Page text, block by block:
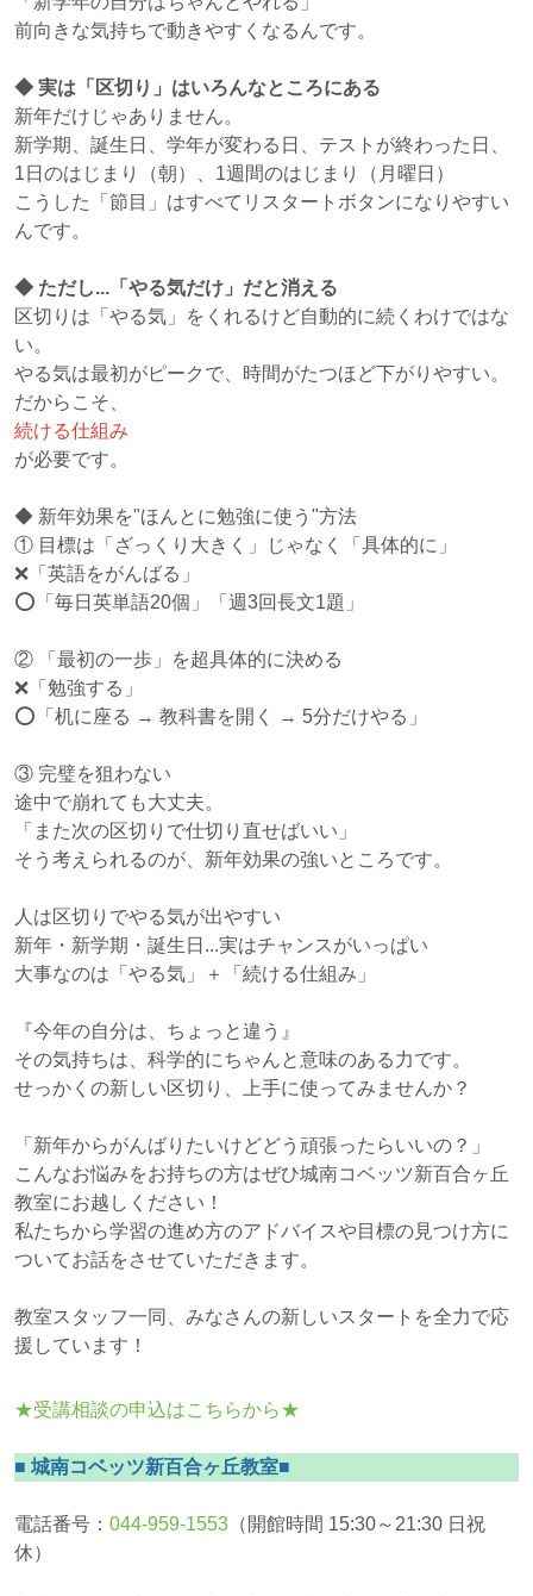
前向きな気持ちで動きやすくなるんです。
◆ 実は「区切り」はいろんなところにある
新年だけじゃありません。
新学期、誕生日、学年が変わる日、テストが終わった日、
1日のはじまり（朝）、1週間のはじまり（月曜日）
こうした「節目」はすべてリスタートボタンになりやすい
んです。
◆ ただし...「やる気だけ」だと消える
区切りは「やる気」をくれるけど自動的に続くわけではな
い。
やる気は最初がピークで、時間がたつほど下がりやすい。
だからこそ、
続ける仕組み
が必要です。
◆ 新年効果を"ほんとに勉強に使う"方法
① 目標は「ざっくり大きく」じゃなく「具体的に」
❌「英語をがんばる」
⭕「毎日英単語20個」「週3回長文1題」
② 「最初の一歩」を超具体的に決める
❌「勉強する」
⭕「机に座る → 教科書を開く → 5分だけやる」
③ 完璧を狙わない
途中で崩れても大丈夫。
「また次の区切りで仕切り直せばいい」
そう考えられるのが、新年効果の強いところです。
人は区切りでやる気が出やすい
新年・新学期・誕生日...実はチャンスがいっぱい
大事なのは「やる気」＋「続ける仕組み」
『今年の自分は、ちょっと違う』
その気持ちは、科学的にちゃんと意味のある力です。
せっかくの新しい区切り、上手に使ってみませんか？
「新年からがんばりたいけどどう頑張ったらいいの？」
こんなお悩みをお持ちの方はぜひ城南コベッツ新百合ヶ丘
教室にお越しください！
私たちから学習の進め方のアドバイスや目標の見つけ方に
ついてお話をさせていただきます。
教室スタッフ一同、みなさんの新しいスタートを全力で応
援しています！
★受講相談の申込はこちらから★
■ 城南コベッツ新百合ヶ丘教室■
電話番号： 044-959-1553 （開館時間 15:30～21:30 日祝
休）